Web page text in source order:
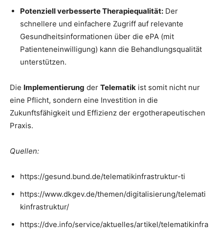
Potenziell verbesserte Therapiequalität: Der
schnellere und einfachere Zugriff auf relevante
Gesundheitsinformationen über die ePA (mit
Patienteneinwilligung) kann die Behandlungsqualität
unterstützen.
Die Implementierung der Telematik ist somit nicht nur
eine Pflicht, sondern eine Investition in die
Zukunftsfähigkeit und Effizienz der ergotherapeutischen
Praxis.
Quellen:
https://gesund.bund.de/telematikinfrastruktur-ti
https://www.dkgev.de/themen/digitalisierung/telemati
kinfrastruktur/
https://dve.info/service/aktuelles/artikel/telematikinfra